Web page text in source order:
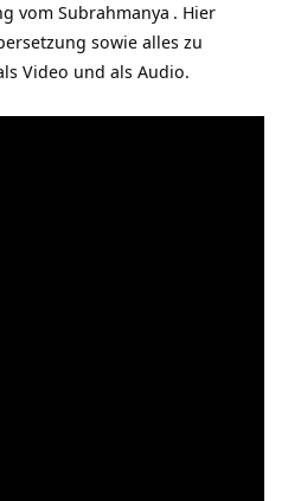
vom Subrahmanya . Hier
sowie alles zu
Video und als Audio.